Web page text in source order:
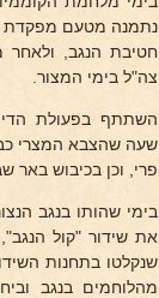
נתמנה מטעם מפקדת
חטיבת הנגב,
צה"ל בימי המצור.
השתתף בפעולת
שעה שהצבא המצרי
פרי, וכן בכיבוש באר
בימי שהותו בנגב
את שידור "קול
שנקלטו בתחנות
מהלוחמים בנגב